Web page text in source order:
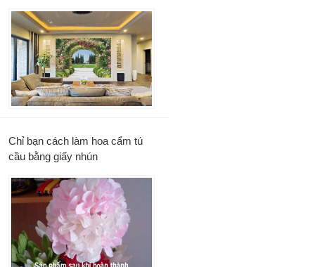
Chỉ bạn cách làm hoa cẩm tú
cầu bằng giấy nhún